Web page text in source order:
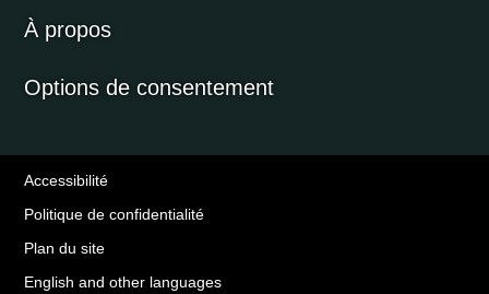
À propos
Options de consentement
Accessibilité
Politique de confidentialité
Plan du site
English and other languages